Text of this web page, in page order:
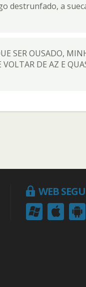
destrunfado, a
SER OUSADO,
DE AZ E
WEB